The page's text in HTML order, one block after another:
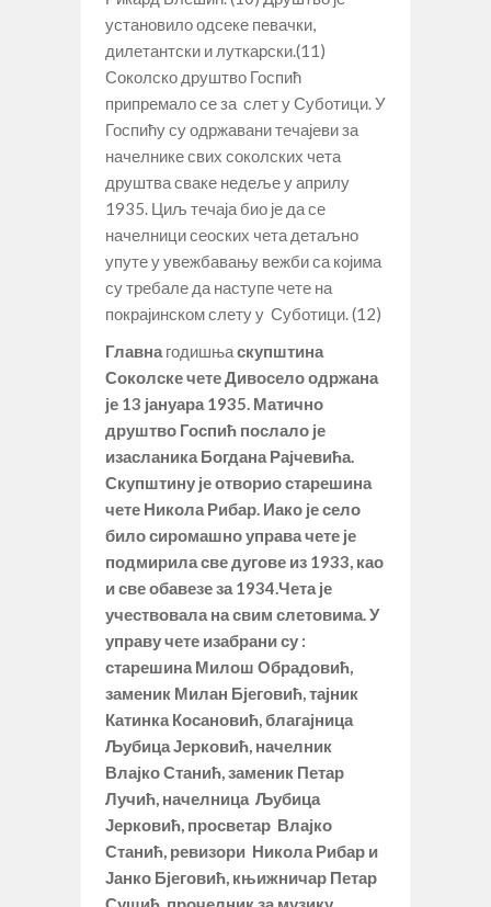
установило одсеке певачки,
дилетантски и луткарски.(11)
Соколско друштво Госпић
припремало се за слет у Суботици. У
Госпићу су одржавани течајеви за
начелнике свих соколских чета
друштва сваке недеље у априлу
1935. Циљ течаја био је да се
начелници сеоских чета детаљно
упуте у увежбавању вежби са којима
су требале да наступе чете на
покрајинском слету у Суботици. (12)
Главна годишњаскупштина
Соколске чете Дивосело одржана
је 13 јануара 1935. Матично
друштво Госпић послало је
изасланика Богдана Рајчевића.
Скупштину је отворио старешина
чете Никола Рибар. Иако је село
било сиромашно управа чете је
подмирила све дугове из 1933, као
и све обавезе за 1934.Чета је
учествовала на свим слетовима. У
управу чете изабрани су :
старешина Милош Обрадовић,
заменик Милан Бјеговић, тајник
Катинка Косановић, благајница
Љубица Јерковић, начелник
Влајко Станић, заменик Петар
Лучић, начелница Љубица
Јерковић, просветар Влајко
Станић, ревизори Никола Рибар и
Јанко Бјеговић, књижничар Петар